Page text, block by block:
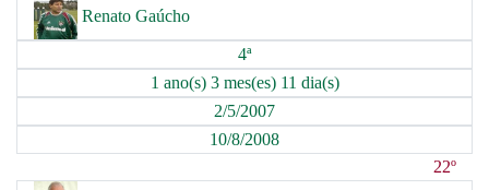
Renato Gaúcho
4ª
1 ano(s) 3 mes(es) 11 dia(s)
2/5/2007
10/8/2008
22º